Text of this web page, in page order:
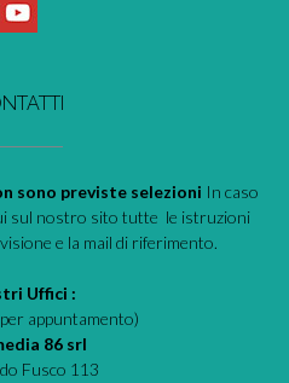
sono previste selezioni In caso
sul nostro sito tutte le istruzioni
e la mail di riferimento.
Uffici :
appuntamento)
86 srl
Fusco 113